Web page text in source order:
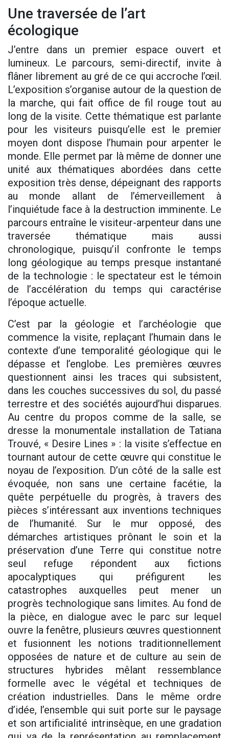
Une traversée de l’art
écologique
J’entre dans un premier espace ouvert et
lumineux. Le parcours, semi-directif, invite à
flâner librement au gré de ce qui accroche l’œil.
L’exposition s’organise autour de la question de
la marche, qui fait office de fil rouge tout au
long de la visite. Cette thématique est parlante
pour les visiteurs puisqu’elle est le premier
moyen dont dispose l’humain pour arpenter le
monde. Elle permet par là même de donner une
unité aux thématiques abordées dans cette
exposition très dense, dépeignant des rapports
au monde allant de l’émerveillement à
l’inquiétude face à la destruction imminente. Le
parcours entraîne le visiteur-arpenteur dans une
traversée thématique mais aussi
chronologique, puisqu’il confronte le temps
long géologique au temps presque instantané
de la technologie : le spectateur est le témoin
de l’accélération du temps qui caractérise
l’époque actuelle.
C’est par la géologie et l’archéologie que
commence la visite, replaçant l’humain dans le
contexte d’une temporalité géologique qui le
dépasse et l’englobe. Les premières œuvres
questionnent ainsi les traces qui subsistent,
dans les couches successives du sol, du passé
terrestre et des sociétés aujourd’hui disparues.
Au centre du propos comme de la salle, se
dresse la monumentale installation de Tatiana
Trouvé, « Desire Lines » : la visite s’effectue en
tournant autour de cette œuvre qui constitue le
noyau de l’exposition. D’un côté de la salle est
évoquée, non sans une certaine facétie, la
quête perpétuelle du progrès, à travers des
pièces s’intéressant aux inventions techniques
de l’humanité. Sur le mur opposé, des
démarches artistiques prônant le soin et la
préservation d’une Terre qui constitue notre
seul refuge répondent aux fictions
apocalyptiques qui préfigurent les
catastrophes auxquelles peut mener un
progrès technologique sans limites. Au fond de
la pièce, en dialogue avec le parc sur lequel
ouvre la fenêtre, plusieurs œuvres questionnent
et fusionnent les notions traditionnellement
opposées de nature et de culture au sein de
structures hybrides mêlant ressemblance
formelle avec le végétal et techniques de
création industrielles. Dans le même ordre
d’idée, l’ensemble qui suit porte sur le paysage
et son artificialité intrinsèque, en une gradation